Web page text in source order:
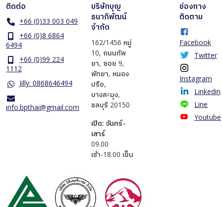
ติดต่อ
+66 (0)33 003 049
+66 (0)8 6864
6494
+66 (0)99 224
1112
Jilly: 0868646494
info.bpthai@gmail.com
บริษัทบุญ
ธนาภิพัฒน์
จำกัด
162/1456 หมู่
10, ถนนทัพ
ยา, ซอย 9,
พัทยา, หนอง
ปรือ,
บางละมุง,
ชลบุรี 20150
เปิด: จันทร์-
เสาร์
​09.00
เช้า-18.00 เย็น
ช่องทาง
ติดตาม
Facebook
Twitter
Instagram
Linkedin
Line
Youtube